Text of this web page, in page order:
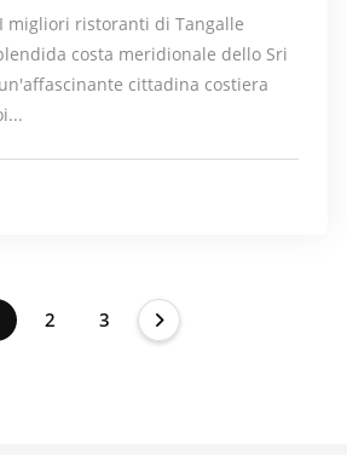
ristoranti di Tangalle
costa meridionale dello Sri
cittadina costiera
2 3